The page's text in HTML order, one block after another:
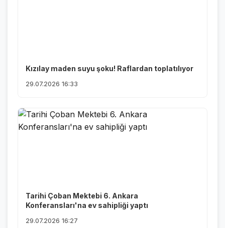
Kızılay maden suyu şoku! Raflardan toplatılıyor
29.07.2026 16:33
Tarihi Çoban Mektebi 6. Ankara
Konferansları'na ev sahipliği yaptı
29.07.2026 16:27